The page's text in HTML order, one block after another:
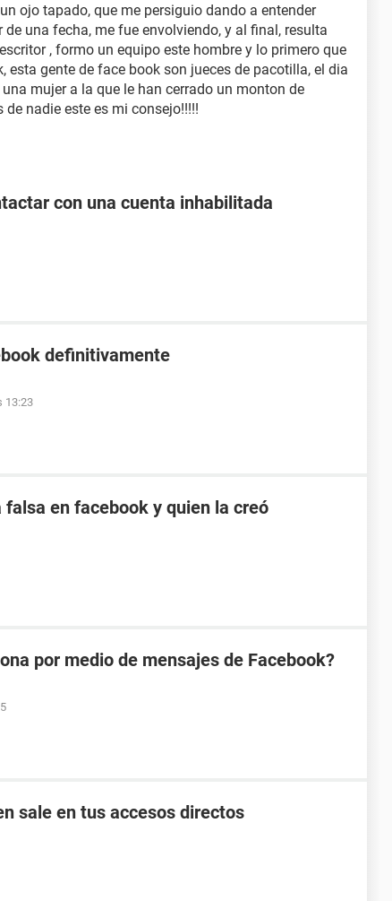
ojo tapado, que me persiguio dando a entender
una fecha, me fue envolviendo, y al final, resulta
, formo un equipo este hombre y lo primero que
esta gente de face book son jueces de pacotilla, el dia
mujer a la que le han cerrado un monton de
nadie este es mi consejo!!!!!
con una cuenta inhabilitada
definitivamente
13:23
en facebook y quien la creó
por medio de mensajes de Facebook?
sale en tus accesos directos